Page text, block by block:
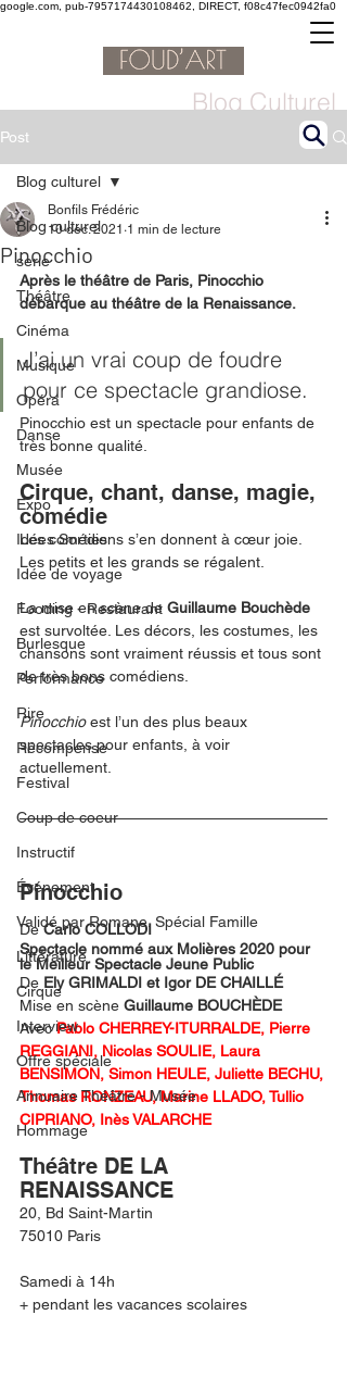
google.com, pub-7957174430108462, DIRECT, f08c47fec0942fa0
Blog Culturel
Post
Blog culturel
serie
Théâtre
Cinéma
Musique
Opéra
Danse
Musée
Expo
Idées Sorties
Idée de voyage
Fooding - Restaurant
Burlesque
Performance
Rire
Récompense
Festival
Coup de coeur
Instructif
Événement
Validé par Romane. Spécial Famille
Littérature
Cirque
Interview
Offre spéciale
Annuaire Théâtre - Musée
Hommage
Blog culturel
Pinocchio
Bonfils Frédéric
10 déc. 2021 1 min de lecture
Après le théâtre de Paris, Pinocchio
débarque au théâtre de la Renaissance.
J’ai un vrai coup de foudre
pour ce spectacle grandiose.
Pinocchio est un spectacle pour enfants de
très bonne qualité.
Cirque, chant, danse, magie,
comédie
Les comédiens s’en donnent à cœur joie.
Les petits et les grands se régalent.
La mise en scène de Guillaume Bouchède
est survoltée. Les décors, les costumes, les
chansons sont vraiment réussis et tous sont
de très bons comédiens.
Pinocchio est l’un des plus beaux
spectacles pour enfants, à voir
actuellement.
Pinocchio
De Carlo COLLODI
Spectacle nommé aux Molières 2020 pour
le Meilleur Spectacle Jeune Public
De Ely GRIMALDI et Igor DE CHAILLÉ
Mise en scène Guillaume BOUCHÈDE
Avec Pablo CHERREY-ITURRALDE, Pierre
REGGIANI, Nicolas SOULIE, Laura
BENSIMON, Simon HEULE, Juliette BECHU,
Thomas RONZEAU, Marine LLADO, Tullio
CIPRIANO, Inès VALARCHE
Théâtre DE LA
RENAISSANCE
20, Bd Saint-Martin
75010 Paris
Samedi à 14h
+ pendant les vacances scolaires